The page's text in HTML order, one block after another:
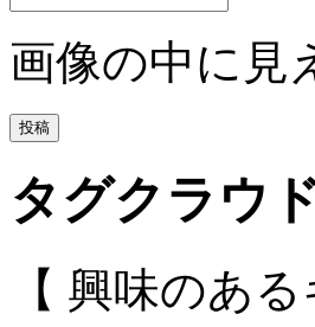
画像の中に見
タグクラウ
【 興味のあ